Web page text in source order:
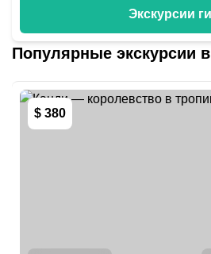
Экскурсии
Популярные экскурсии в
$ 380